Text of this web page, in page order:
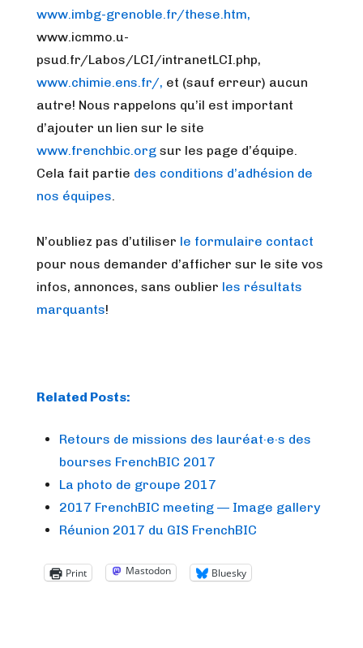
www.imbg-grenoble.fr/these.htm,
www.icmmo.u-
psud.fr/Labos/LCI/intranetLCI.php,
www.chimie.ens.fr/, et (sauf erreur) aucun
autre! Nous rappelons qu’il est important
d’ajouter un lien sur le site
www.frenchbic.org sur les page d’équipe.
Cela fait partie des conditions d’adhésion de
nos équipes.
N’oubliez pas d’utiliser le formulaire contact
pour nous demander d’afficher sur le site vos
infos, annonces, sans oublier les résultats
marquants!
Related Posts:
Retours de missions des lauréat·e·s des
bourses FrenchBIC 2017
La photo de groupe 2017
2017 FrenchBIC meeting — Image gallery
Réunion 2017 du GIS FrenchBIC
Print Mastodon Bluesky